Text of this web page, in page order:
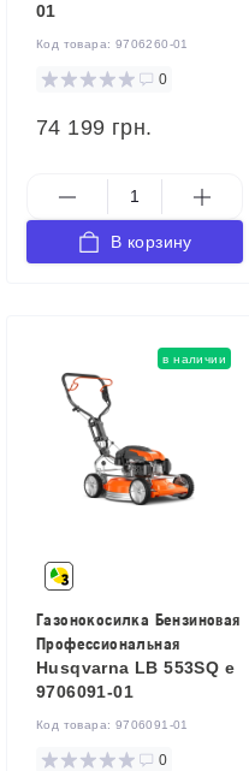
01
Код товара: 9706260-01
0
74 199 грн.
В корзину
в наличии
Газонокосилка Бензиновая
Профессиональная
Husqvarna LB 553SQ e
9706091-01
Код товара: 9706091-01
0